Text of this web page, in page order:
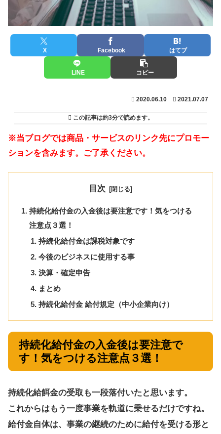
X Facebook はてブ
LINE コピー
2020.06.10 2021.07.07
この記事は約3分で読めます。
※当ブログでは商品・サービスのリンク先にプロモー
ションを含みます。ご了承ください。
目次
持続化給付金の入金後は要注意です！気をつける
注意点３選！
持続化給付金は課税対象です
今後のビジネスに使用する事
決算・確定申告
まとめ
持続化給付金 給付規定（中小企業向け）
持続化給付金の入金後は要注意で
す！気をつける注意点３選！
持続化給餌金の受取も一段落付いたと思います。
これからはもう一度事業を軌道に乗せるだけですね。
給付金自体は、事業の継続のために給付を受ける形と